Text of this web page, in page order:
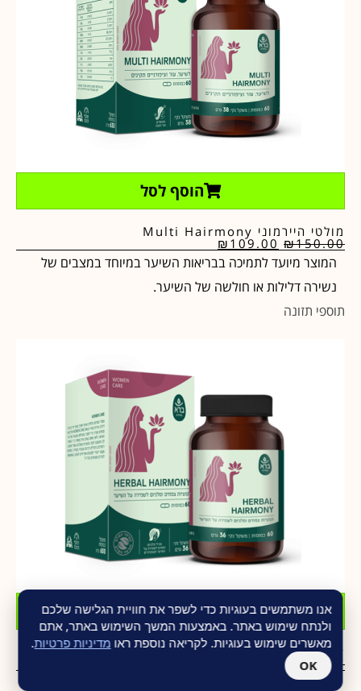
הוסף לסל
מולטי היירמוני Multi Hairmony
₪150.00
₪ 109.00
המוצר מיועד לתמיכה בבריאות השיער במיוחד במצבים של
נשירה דלילות או חולשה של השיער.
תוספי תזונה
הוסף לסל
Herbal Hairmony מבית ברא
₪ 150.00
צמחי מרפא מהרפואות המסורתיות הכולךלים גם את המינרל
אנו משתמשים בעוגיות כדי לשפר את חוויית הגלישה שלכם
ולנתח שימוש באתר. באמצעות המשך השימוש באתר, אתם
מאשרים שימוש בעוגיות. לקריאה נוספת ראו מדיניות פרטיות.
OK